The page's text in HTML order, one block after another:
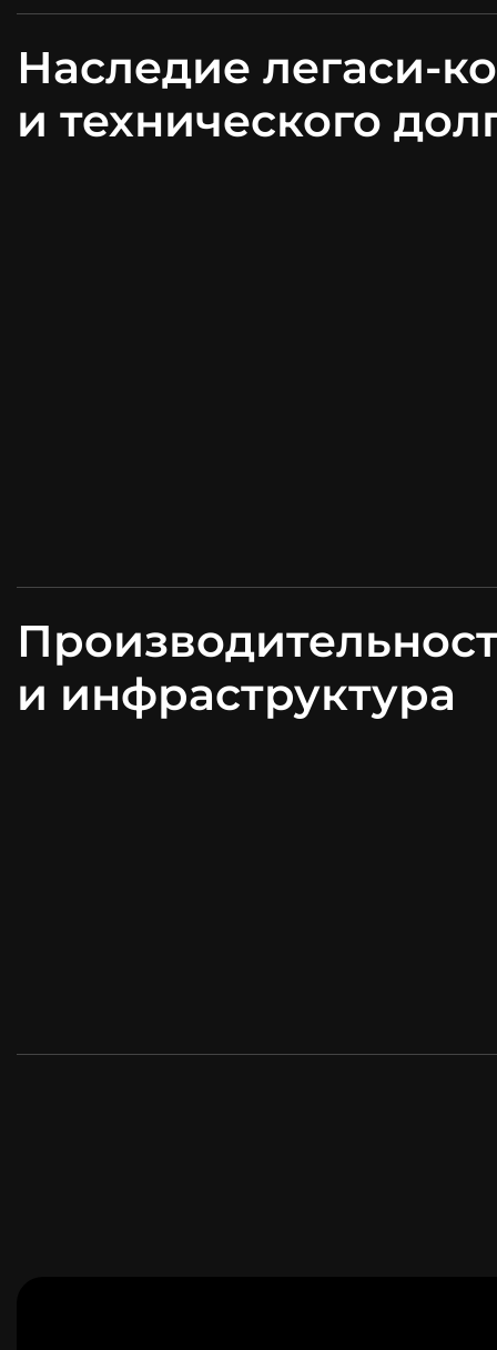
Наследие легаси-
и технического
и инфраструктура